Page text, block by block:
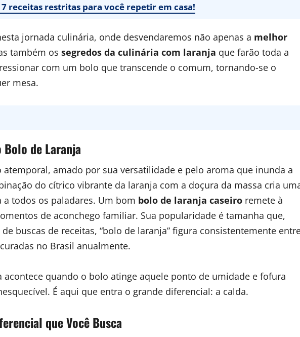
7 receitas restritas para você repetir em casa!
jornada culinária, onde desvendaremos não apenas a melhor
também os segredos da culinária com laranja que farão toda a
com um bolo que transcende o comum, tornando-se o
mesa.
de Laranja
amado por sua versatilidade e pelo aroma que inunda a
do cítrico vibrante da laranja com a doçura da massa cria
todos os paladares. Um bom bolo de laranja caseiro remete à
de aconchego familiar. Sua popularidade é tamanha que,
buscas de receitas, “bolo de laranja” figura consistentemente
no Brasil anualmente.
acontece quando o bolo atinge aquele ponto de umidade e fofura
É aqui que entra o grande diferencial: a calda.
que Você Busca